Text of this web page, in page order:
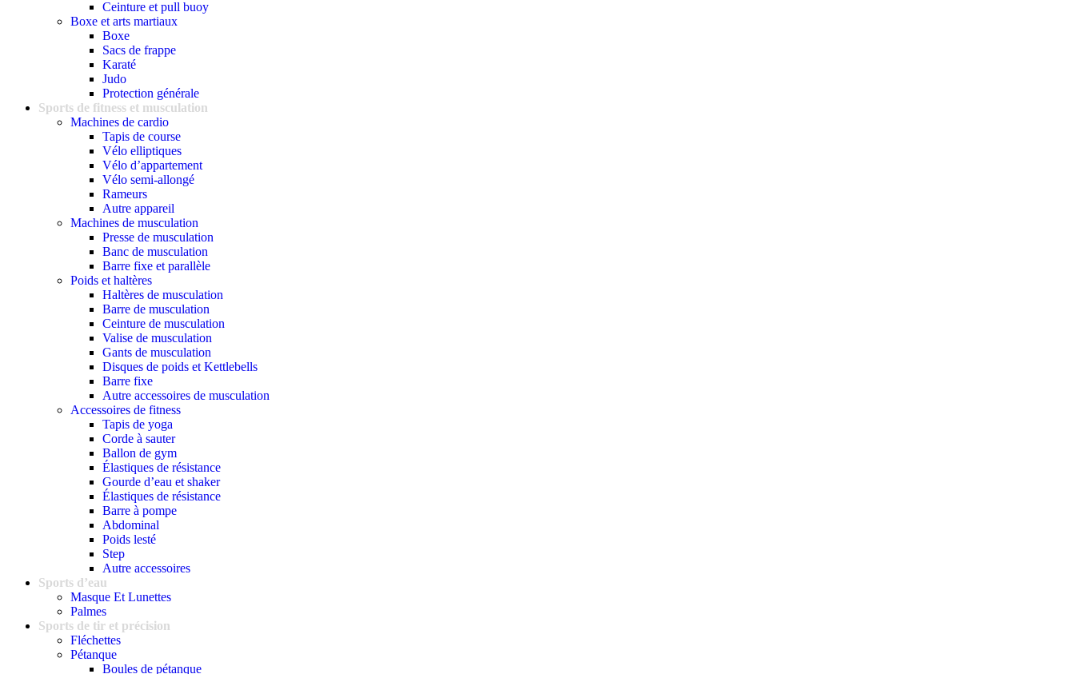
Ceinture et pull buoy
Boxe et arts martiaux
Boxe
Sacs de frappe
Karaté
Judo
Protection générale
Sports de fitness et musculation
Machines de cardio
Tapis de course
Vélo elliptiques
Vélo d’appartement
Vélo semi-allongé
Rameurs
Autre appareil
Machines de musculation
Presse de musculation
Banc de musculation
Barre fixe et parallèle
Poids et haltères
Haltères de musculation
Barre de musculation
Ceinture de musculation
Valise de musculation
Gants de musculation
Disques de poids et Kettlebells
Barre fixe
Autre accessoires de musculation
Accessoires de fitness
Tapis de yoga
Corde à sauter
Ballon de gym
Élastiques de résistance
Gourde d’eau et shaker
Élastiques de résistance
Barre à pompe
Abdominal
Poids lesté
Step
Autre accessoires
Sports d’eau
Masque Et Lunettes
Palmes
Sports de tir et précision
Fléchettes
Pétanque
Boules de pétanque